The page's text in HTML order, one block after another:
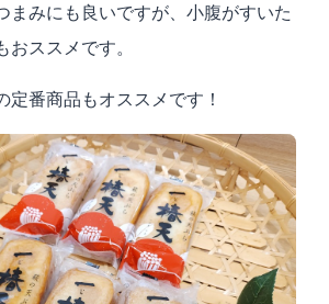
まみにも良いですが、小腹がすいた
おススメです。
定番商品もオススメです！